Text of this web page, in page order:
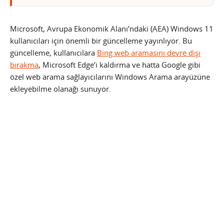
Microsoft, Avrupa Ekonomik Alanı’ndaki (AEA) Windows 11
kullanıcıları için önemli bir güncelleme yayınlıyor. Bu
güncelleme, kullanıcılara Bing web aramasını devre dışı
bırakma, Microsoft Edge’i kaldırma ve hatta Google gibi
özel web arama sağlayıcılarını Windows Arama arayüzüne
ekleyebilme olanağı sunuyor.